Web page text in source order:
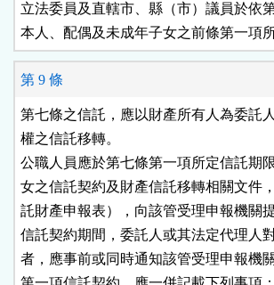
立法委員及直轄市、縣（市）議員於依
本人、配偶及未成年子女之前條第一項
第 9 條
第七條之信託，應以財產所有人為委託
權之信託移轉。
公職人員應於第七條第一項所定信託期
女之信託契約及財產信託移轉相關文件
託財產申報表），向該管受理申報機關提
信託契約期間，委託人或其法定代理人
者，應事前或同時通知該管受理申報機